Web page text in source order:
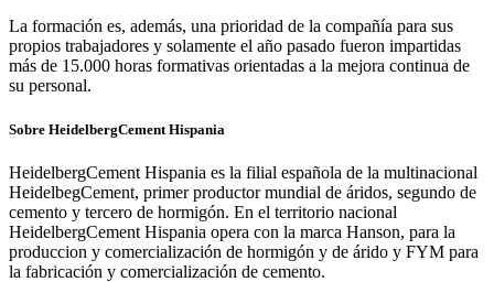
La formación es, además, una prioridad de la compañía para sus
propios trabajadores y solamente el año pasado fueron impartidas
más de 15.000 horas formativas orientadas a la mejora continua de
su personal.
Sobre HeidelbergCement Hispania
HeidelbergCement Hispania es la filial española de la multinacional
HeidelbegCement, primer productor mundial de áridos, segundo de
cemento y tercero de hormigón. En el territorio nacional
HeidelbergCement Hispania opera con la marca Hanson, para la
produccion y comercialización de hormigón y de árido y FYM para
la fabricación y comercialización de cemento.